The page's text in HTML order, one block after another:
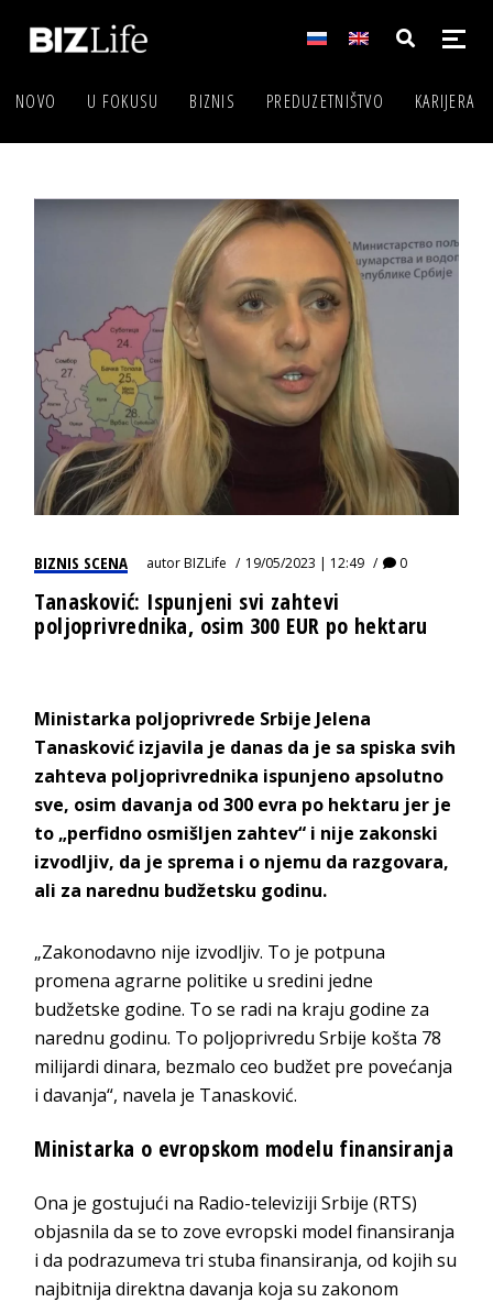
NOVO U FOKUSU BIZNIS PREDUZETNIŠTVO KARIJERA
BIZNIS SCENA autorBIZLife 19/05/2023 | 12:49 0
Tanasković: Ispunjeni svi zahtevi
poljoprivrednika, osim 300 EUR po hektaru
Ministarka poljoprivrede Srbije Jelena
Tanasković izjavila je danas da je sa spiska svih
zahteva poljoprivrednika ispunjeno apsolutno
sve, osim davanja od 300 evra po hektaru jer je
to „perfidno osmišljen zahtev“ i nije zakonski
izvodljiv, da je sprema i o njemu da razgovara,
ali za narednu budžetsku godinu.
„Zakonodavno nije izvodljiv. To je potpuna
promena agrarne politike u sredini jedne
budžetske godine. To se radi na kraju godine za
narednu godinu. To poljoprivredu Srbije košta 78
milijardi dinara, bezmalo ceo budžet pre povećanja
i davanja“, navela je Tanasković.
Ministarka o evropskom modelu finansiranja
Ona je gostujući na Radio-televiziji Srbije (RTS)
objasnila da se to zove evropski model finansiranja
i da podrazumeva tri stuba finansiranja, od kojih su
najbitnija direktna davanja koja su zakonom